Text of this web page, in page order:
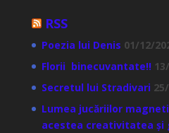
RSS
Poezia lui Denis 01/12/
Florii binecuvantate!!
Secretul lui Stradivari
Lumea jucăriilor
acestea creativitatea și